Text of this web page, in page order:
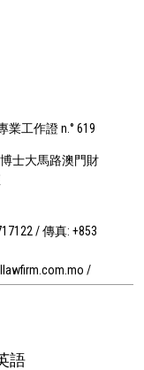
業工作證 n.° 619
士大馬路澳門財
/ 傳真: +853
/
語